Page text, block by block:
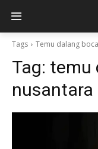
Tags Temu dalang
Tag: temu
nusantara